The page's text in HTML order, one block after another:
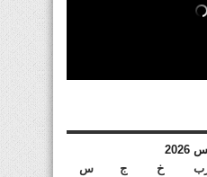
خ ج
س